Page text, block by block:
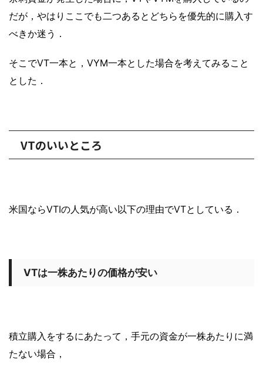
だが，やはりここでも二つあるとどちらを優先的に購入す
べきか迷う．
そこでVT一本と，VYM一本とした場合を考えてみること
とした．
VTのいいところ
米国ならVTIの人気が高い以下の理由でVTとしている．
VTは一株あたりの価格が安い
積立購入をするにあたって，手元の資金が一株あたりに満
たない場合，